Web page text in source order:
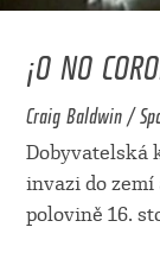
¡O NO
Craig Baldwin /
Dobyvatelská
invazi do
polovině 16.